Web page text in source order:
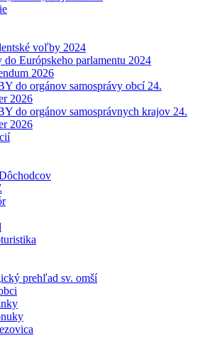
voľby 2024
Európskeho parlamentu 2024
2026
do orgánov samosprávy obcí 24.
2026
do orgánov samosprávnych krajov 24.
2026
prehľad sv. omší